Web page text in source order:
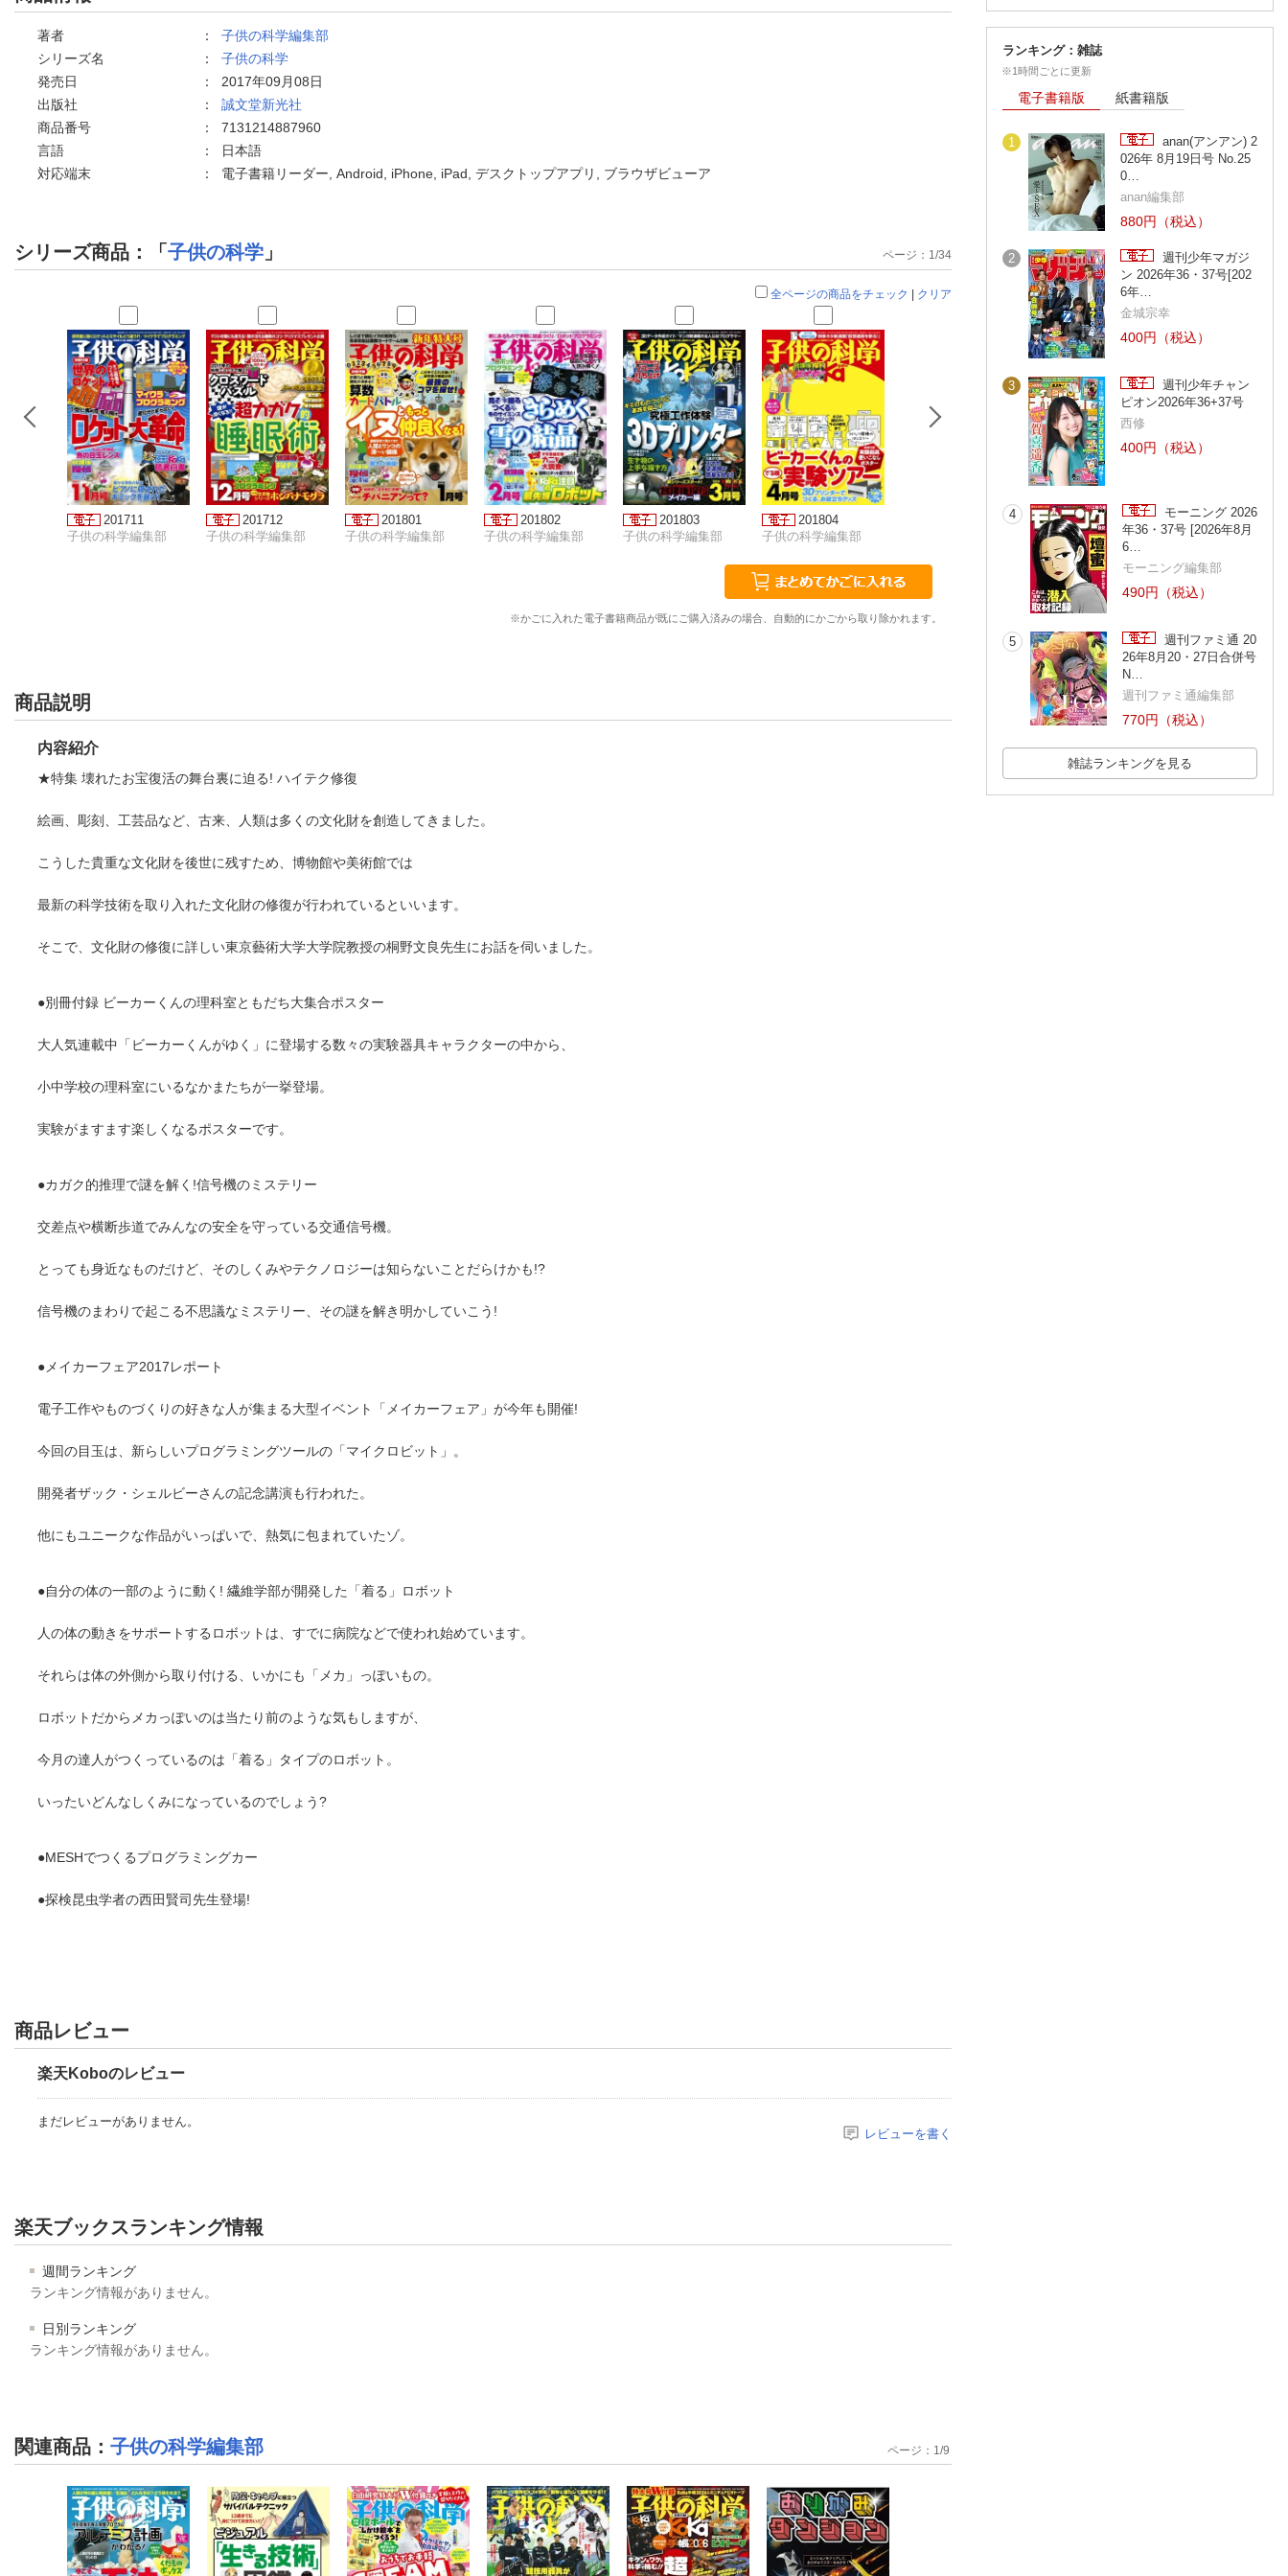
著者 ： 子供の科学編集部
シリーズ名
： 子供の科学
発売日
： 2017年09月08日
出版社
： 誠文堂新光社
商品番号
： 7131214887960
言語
：
日本語
対応端末
： 電子書籍リーダー, Android, iPhone, iPad, デスクトップアプリ, ブラウザビューア
シリーズ商品：「子供の科学 」 ページ：1/34
全ページの商品をチェック | クリア
201711
子供の科学編集部
201712
子供の科学編集部
201801
子供の科学編集部
201802
子供の科学編集部
201803
子供の科学編集部
201804
子供の科学編集部
201806
子供の科学編集部
201807
子供の科学編集部
※かごに入れた電子書籍商品が既にご購入済みの場合、自動的にかごから取り除かれます。
商品説明
内容紹介
★特集 壊れたお宝復活の舞台裏に迫る! ハイテク修復
絵画、彫刻、工芸品など、古来、人類は多くの文化財を創造してきました。
こうした貴重な文化財を後世に残すため、博物館や美術館では
最新の科学技術を取り入れた文化財の修復が行われているといいます。
そこで、文化財の修復に詳しい東京藝術大学大学院教授の桐野文良先生にお話を伺いました。
●別冊付録 ビーカーくんの理科室ともだち大集合ポスター
大人気連載中「ビーカーくんがゆく」に登場する数々の実験器具キャラクターの中から、
小中学校の理科室にいるなかまたちが一挙登場。
実験がますます楽しくなるポスターです。
●カガク的推理で謎を解く!信号機のミステリー
交差点や横断歩道でみんなの安全を守っている交通信号機。
とっても身近なものだけど、そのしくみやテクノロジーは知らないことだらけかも!?
信号機のまわりで起こる不思議なミステリー、その謎を解き明かしていこう!
●メイカーフェア2017レポート
電子工作やものづくりの好きな人が集まる大型イベント「メイカーフェア」が今年も開催!
今回の目玉は、新らしいプログラミングツールの「マイクロビット」。
開発者ザック・シェルビーさんの記念講演も行われた。
他にもユニークな作品がいっぱいで、熱気に包まれていたゾ。
●自分の体の一部のように動く! 繊維学部が開発した「着る」ロボット
人の体の動きをサポートするロボットは、すでに病院などで使われ始めています。
それらは体の外側から取り付ける、いかにも「メカ」っぽいもの。
ロボットだからメカっぽいのは当たり前のような気もしますが、
今月の達人がつくっているのは「着る」タイプのロボット。
いったいどんなしくみになっているのでしょう?
●MESHでつくるプログラミングカー
●探検昆虫学者の西田賢司先生登場!
商品レビュー
楽天Koboのレビュー
まだレビューがありません。
レビューを書く
楽天ブックスランキング情報
週間ランキング
ランキング情報がありません。
日別ランキング
ランキング情報がありません。
関連商品 ： 子供の科学編集部 ページ： 1 /9
ランキング：雑誌
※1時間ごとに更新
電子書籍版 紙書籍版
1
anan(アンアン) 2
026年 8月19日号 No.25
0…
anan編集部
880円（税込）
2
週刊少年マガジ
ン 2026年36・37号[202
6年…
金城宗幸
400円（税込）
3
週刊少年チャン
ピオン2026年36+37号
西修
400円（税込）
4
モーニング 2026
年36・37号 [2026年8月
6…
モーニング編集部
490円（税込）
5
週刊ファミ通 20
26年8月20・27日合併号
N…
週刊ファミ通編集部
770円（税込）
雑誌ランキングを見る